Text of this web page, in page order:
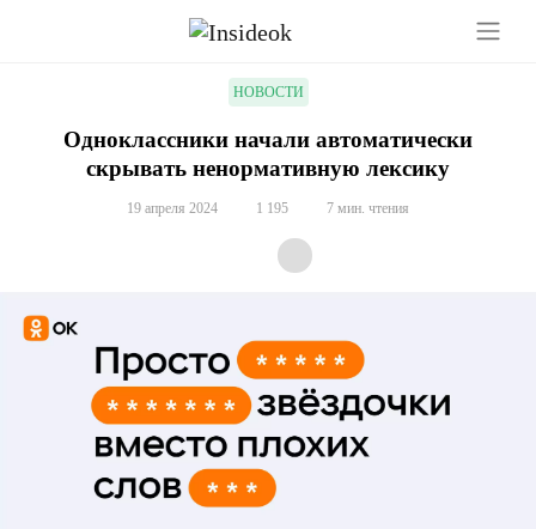
НОВОСТИ
Одноклассники начали автоматически
скрывать ненормативную лексику
19 апреля 2024 1 195 7 мин. чтения